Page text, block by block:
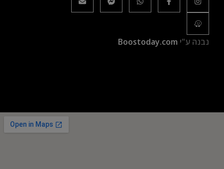
נבנה ע"י Boostoday.com